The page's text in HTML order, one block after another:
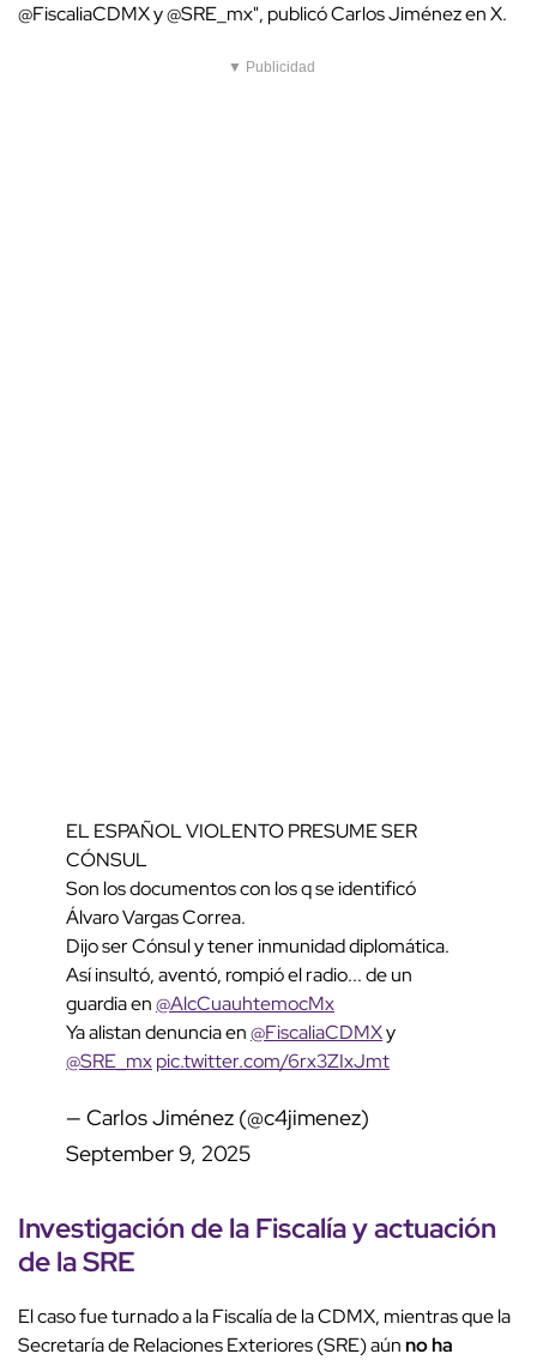
@FiscaliaCDMX y @SRE_mx", publicó Carlos Jiménez en X.
▼ Publicidad
EL ESPAÑOL VIOLENTO PRESUME SER
CÓNSUL
Son los documentos con los q se identificó
Álvaro Vargas Correa.
Dijo ser Cónsul y tener inmunidad diplomática.
Así insultó, aventó, rompió el radio... de un
guardia en@AlcCuauhtemocMx
Ya alistan denuncia en@FiscaliaCDMXy
@SRE_mxpic.twitter.com/6rx3ZIxJmt
— Carlos Jiménez (@c4jimenez)
September 9, 2025
Investigación de la Fiscalía yactuación
de la SRE
El caso fue turnado a la Fiscalía de la CDMX, mientras que la
Secretaría de Relaciones Exteriores (SRE) aúnno ha